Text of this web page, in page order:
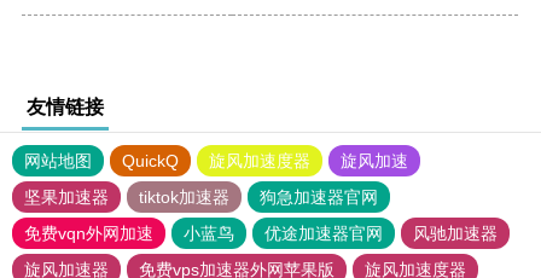
友情链接
网站地图 QuickQ 旋风加速度器
旋风加速
坚果加速器
tiktok加速器
狗急加速器官网
免费vqn外网加速
小蓝鸟 优途加速器官网
风驰加速器
旋风加速器
免费vps加速器外网苹果版
旋风加速度器